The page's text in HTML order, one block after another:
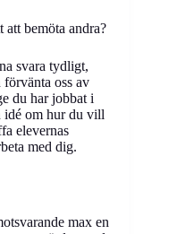
bemöta andra?
svara tydligt,
oss av
du har jobbat i
idé om hur du vill
elevernas
med dig.
max en